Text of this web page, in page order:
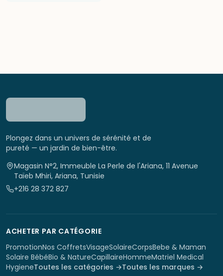
Plongez dans un univers de sérénité et de
pureté — un jardin de bien-être.
Magasin N°2, Immeuble La Perle de l'Ariana, 11 Avenue
Taïeb Mhiri, Ariana, Tunisie
+216 28 372 827
ACHETER PAR CATÉGORIE
PromotionNos CoffretsVisageSolaireCorpsBebe & Maman
Solaire BébéBio & NatureCapillaireHommeMatriel Medical
HygieneToutes les catégories →Toutes les marques →